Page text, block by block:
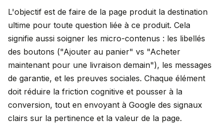
L'objectif est de faire de la page produit la destination
ultime pour toute question liée à ce produit. Cela
signifie aussi soigner les micro-contenus : les libellés
des boutons ("Ajouter au panier" vs "Acheter
maintenant pour une livraison demain"), les messages
de garantie, et les preuves sociales. Chaque élément
doit réduire la friction cognitive et pousser à la
conversion, tout en envoyant à Google des signaux
clairs sur la pertinence et la valeur de la page.